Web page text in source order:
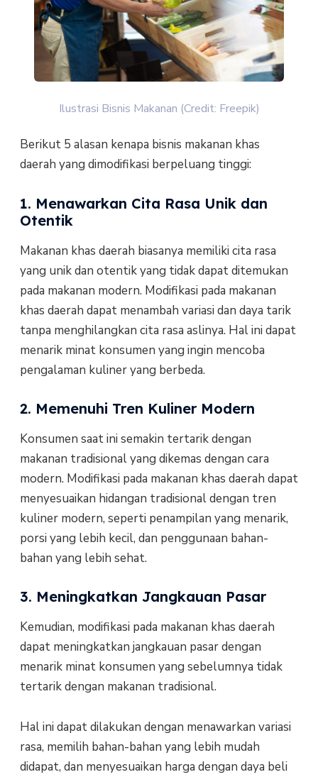
Ilustrasi Bisnis Makanan (Credit: Freepik)
Berikut 5 alasan kenapa bisnis makanan khas
daerah yang dimodifikasi berpeluang tinggi:
1. Menawarkan Cita Rasa Unik dan
Otentik
Makanan khas daerah biasanya memiliki cita rasa
yang unik dan otentik yang tidak dapat ditemukan
pada makanan modern. Modifikasi pada makanan
khas daerah dapat menambah variasi dan daya tarik
tanpa menghilangkan cita rasa aslinya. Hal ini dapat
menarik minat konsumen yang ingin mencoba
pengalaman kuliner yang berbeda.
2. Memenuhi Tren Kuliner Modern
Konsumen saat ini semakin tertarik dengan
makanan tradisional yang dikemas dengan cara
modern. Modifikasi pada makanan khas daerah dapat
menyesuaikan hidangan tradisional dengan tren
kuliner modern, seperti penampilan yang menarik,
porsi yang lebih kecil, dan penggunaan bahan-
bahan yang lebih sehat.
3. Meningkatkan Jangkauan Pasar
Kemudian, modifikasi pada makanan khas daerah
dapat meningkatkan jangkauan pasar dengan
menarik minat konsumen yang sebelumnya tidak
tertarik dengan makanan tradisional.
Hal ini dapat dilakukan dengan menawarkan variasi
rasa, memilih bahan-bahan yang lebih mudah
didapat, dan menyesuaikan harga dengan daya beli